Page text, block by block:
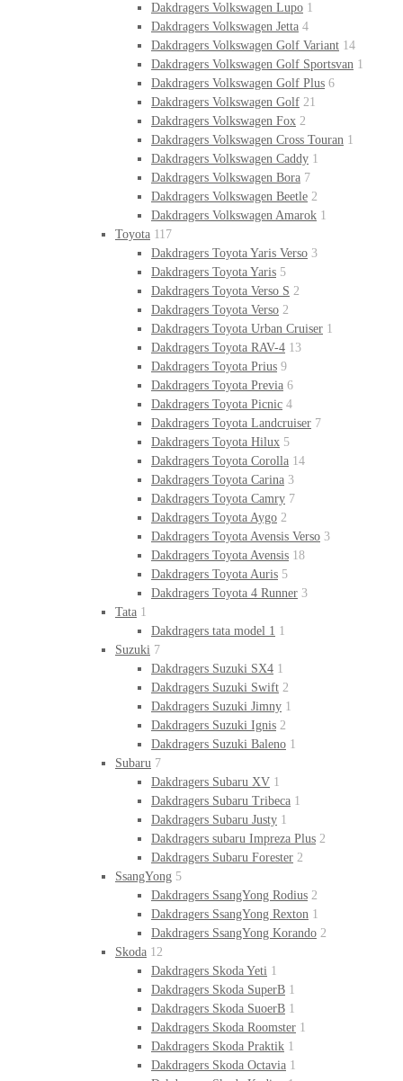
Dakdragers Volkswagen Lupo 1
Dakdragers Volkswagen Jetta 4
Dakdragers Volkswagen Golf Variant 14
Dakdragers Volkswagen Golf Sportsvan 1
Dakdragers Volkswagen Golf Plus 6
Dakdragers Volkswagen Golf 21
Dakdragers Volkswagen Fox 2
Dakdragers Volkswagen Cross Touran 1
Dakdragers Volkswagen Caddy 1
Dakdragers Volkswagen Bora 7
Dakdragers Volkswagen Beetle 2
Dakdragers Volkswagen Amarok 1
Toyota 117
Dakdragers Toyota Yaris Verso 3
Dakdragers Toyota Yaris 5
Dakdragers Toyota Verso S 2
Dakdragers Toyota Verso 2
Dakdragers Toyota Urban Cruiser 1
Dakdragers Toyota RAV-4 13
Dakdragers Toyota Prius 9
Dakdragers Toyota Previa 6
Dakdragers Toyota Picnic 4
Dakdragers Toyota Landcruiser 7
Dakdragers Toyota Hilux 5
Dakdragers Toyota Corolla 14
Dakdragers Toyota Carina 3
Dakdragers Toyota Camry 7
Dakdragers Toyota Aygo 2
Dakdragers Toyota Avensis Verso 3
Dakdragers Toyota Avensis 18
Dakdragers Toyota Auris 5
Dakdragers Toyota 4 Runner 3
Tata 1
Dakdragers tata model 1 1
Suzuki 7
Dakdragers Suzuki SX4 1
Dakdragers Suzuki Swift 2
Dakdragers Suzuki Jimny 1
Dakdragers Suzuki Ignis 2
Dakdragers Suzuki Baleno 1
Subaru 7
Dakdragers Subaru XV 1
Dakdragers Subaru Tribeca 1
Dakdragers Subaru Justy 1
Dakdragers subaru Impreza Plus 2
Dakdragers Subaru Forester 2
SsangYong 5
Dakdragers SsangYong Rodius 2
Dakdragers SsangYong Rexton 1
Dakdragers SsangYong Korando 2
Skoda 12
Dakdragers Skoda Yeti 1
Dakdragers Skoda SuperB 1
Dakdragers Skoda SuoerB 1
Dakdragers Skoda Roomster 1
Dakdragers Skoda Praktik 1
Dakdragers Skoda Octavia 1